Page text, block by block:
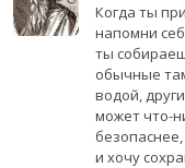
Когда ты
напомни
ты
обычные
водой,
может что-
и хочу